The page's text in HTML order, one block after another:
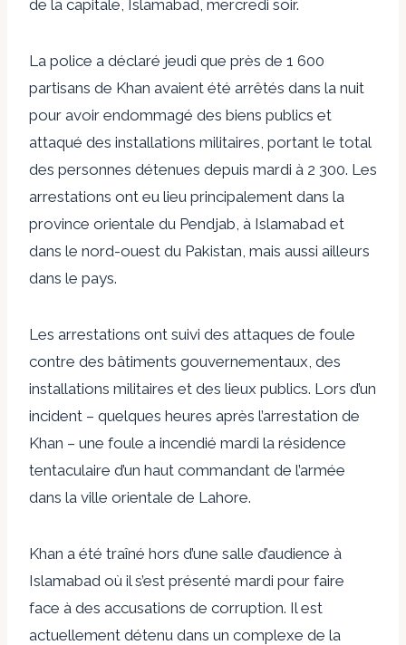
de la capitale, Islamabad, mercredi soir.
La police a déclaré jeudi que près de 1 600
partisans de Khan avaient été arrêtés dans la nuit
pour avoir endommagé des biens publics et
attaqué des installations militaires, portant le total
des personnes détenues depuis mardi à 2 300. Les
arrestations ont eu lieu principalement dans la
province orientale du Pendjab, à Islamabad et
dans le nord-ouest du Pakistan, mais aussi ailleurs
dans le pays.
Les arrestations ont suivi des attaques de foule
contre des bâtiments gouvernementaux, des
installations militaires et des lieux publics. Lors d’un
incident – ​​quelques heures après l’arrestation de
Khan – une foule a incendié mardi la résidence
tentaculaire d’un haut commandant de l’armée
dans la ville orientale de Lahore.
Khan a été traîné hors d’une salle d’audience à
Islamabad où il s’est présenté mardi pour faire
face à des accusations de corruption. Il est
actuellement détenu dans un complexe de la